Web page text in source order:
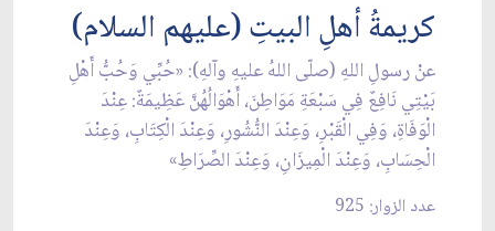
كريمةُ أهلِ البيتِ (عليهم السلام)
عنْ رسولِ اللهِ (صلّى اللهُ عليهِ وآلهِ): «حُبِّي وَحُبُّ أَهْلِ
بَيْتِي نَافِعٌ فِي سَبْعَةِ مَوَاطِنَ، أَهْوَالُهُنَّ عَظِيمَةٌ: عِنْدَ
الْوَفَاةِ، وَفِي الْقَبْرِ، وَعِنْدَ النُّشُورِ، وَعِنْدَ الْكِتَابِ، وَعِنْدَ
الْحِسَابِ، وَعِنْدَ الْمِيزَانِ، وَعِنْدَ الصِّرَاطِ»
عدد الزوار: 925